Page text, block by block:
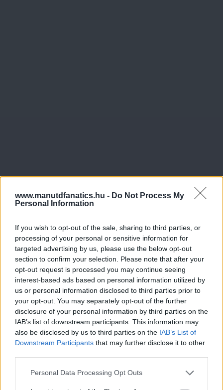
www.manutdfanatics.hu - Do Not Process My
Personal Information
If you wish to opt-out of the sale, sharing to third parties, or
processing of your personal or sensitive information for
targeted advertising by us, please use the below opt-out
section to confirm your selection. Please note that after your
opt-out request is processed you may continue seeing
interest-based ads based on personal information utilized by
us or personal information disclosed to third parties prior to
your opt-out. You may separately opt-out of the further
disclosure of your personal information by third parties on the
IAB’s list of downstream participants. This information may
also be disclosed by us to third parties on the IAB’s List of
Downstream Participants that may further disclose it to other
Please note that this website/app uses one or more Google
Personal Data Processing Opt Outs
Meccs Center
Paris Saint-Germainvs
Manchester United
Felkészülési szezon 4. mérkőzés
Nya Ullevi, Göteborg
2026-08-08 17:00
1 nap 7 óra 40 perc 48 másodperc
Leeds UnitedvsManchester United2026-08-12 20:30
AC MilanvsManchester United2026-08-15 18:00